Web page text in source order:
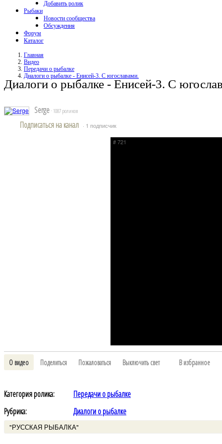
Добавить ролик
Рыбаки
Новости сообщества
Обсуждения
Форум
Каталог
Главная
Видео
Передачи о рыбалке
Диалоги о рыбалке - Енисей-3. С югославами.
Диалоги о рыбалке - Енисей-3. С
Serge · 1087 роликов
Подписаться на канал · 1 подписчик
# 721
О видео Поделиться Пожаловаться Выключить свет В избранное
Категория ролика:
Передачи о рыбалке
Рубрика:
Диалоги о рыбалке
"РУССКАЯ РЫБАЛКА"